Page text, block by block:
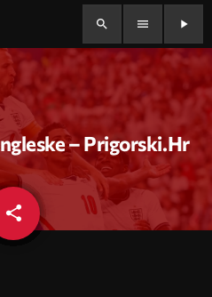
search menu play_arrow
– Prigorski.hr
share
email